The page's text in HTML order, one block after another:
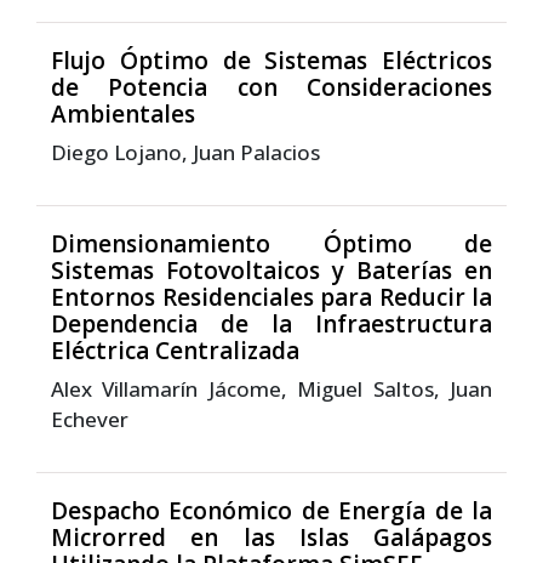
Flujo Óptimo de Sistemas Eléctricos
de Potencia con Consideraciones
Ambientales
Diego Lojano, Juan Palacios
Dimensionamiento Óptimo de
Sistemas Fotovoltaicos y Baterías en
Entornos Residenciales para Reducir la
Dependencia de la Infraestructura
Eléctrica Centralizada
Alex Villamarín Jácome, Miguel Saltos, Juan
Echever
Despacho Económico de Energía de la
Microrred en las Islas Galápagos